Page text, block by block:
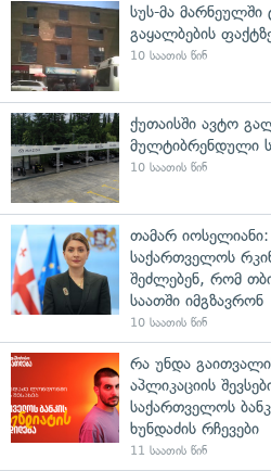
სუს-მა მარნეულში
გაყალბების
10 საათის წინ
ქუთაისში ავტო
მულტიბრენდული
10 საათის წინ
თამარ
საქართველოს
შეძლებენ, რომ
საათში იმგზავრონ
10 საათის წინ
რა უნდა
აპლიკაციის
საქართველოს
ხუნდაძის რჩევები
11 საათის წინ